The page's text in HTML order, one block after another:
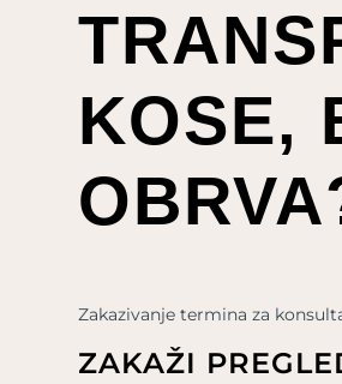
KOSE,
Zakazivanje termina za
ZAKAŽI